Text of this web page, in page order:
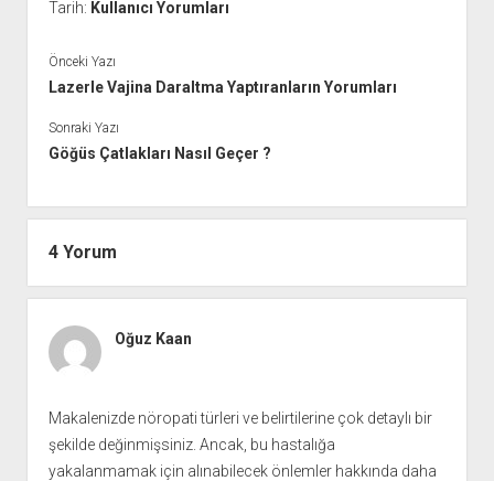
Tarih: Kullanıcı Yorumları
Önceki Yazı
Lazerle Vajina Daraltma Yaptıranların Yorumları
Sonraki Yazı
Göğüs Çatlakları Nasıl Geçer ?
4 Yorum
Oğuz Kaan
Makalenizde nöropati türleri ve belirtilerine çok detaylı bir
şekilde değinmişsiniz. Ancak, bu hastalığa
yakalanmamak için alınabilecek önlemler hakkında daha